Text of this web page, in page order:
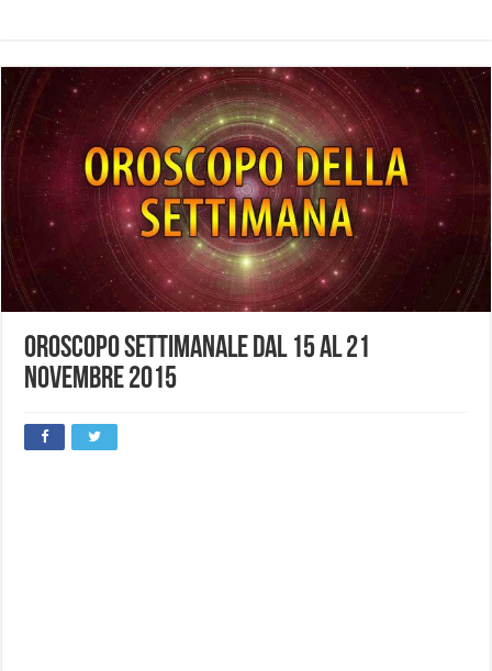
Oroscopo settimanale dal 15 al 21
novembre 2015